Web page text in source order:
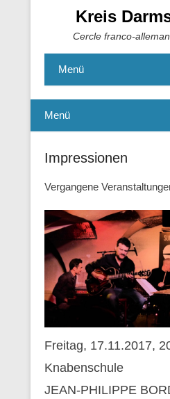
Kreis
Cercle franco-
Menü
Menü
Impressionen
Vergangene
Freitag, 17.11.2017,
Knabenschule
JEAN-PHILIPPE